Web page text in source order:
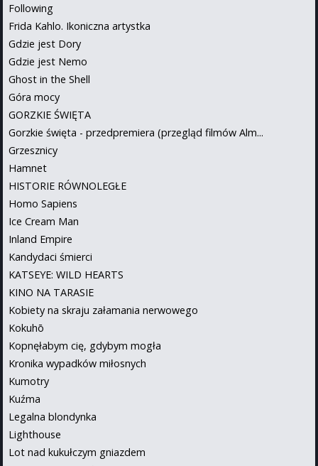
Following
Frida Kahlo. Ikoniczna artystka
Gdzie jest Dory
Gdzie jest Nemo
Ghost in the Shell
Góra mocy
GORZKIE ŚWIĘTA
Gorzkie święta - przedpremiera (przegląd filmów Alm...
Grzesznicy
Hamnet
HISTORIE RÓWNOLEGŁE
Homo Sapiens
Ice Cream Man
Inland Empire
Kandydaci śmierci
KATSEYE: WILD HEARTS
KINO NA TARASIE
Kobiety na skraju załamania nerwowego
Kokuhō
Kopnęłabym cię, gdybym mogła
Kronika wypadków miłosnych
Kumotry
Kuźma
Legalna blondynka
Lighthouse
Lot nad kukułczym gniazdem